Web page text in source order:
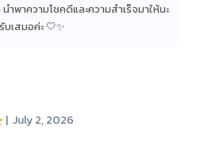
ำพาความโชคดีและความสำเร็จมาให้นะ
เสมอค่ะ 🤍✨
| July 2, 2026